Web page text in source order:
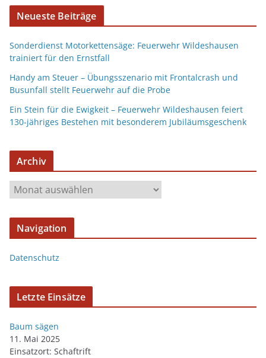
Neueste Beiträge
Sonderdienst Motorkettensäge: Feuerwehr Wildeshausen
trainiert für den Ernstfall
Handy am Steuer – Übungsszenario mit Frontalcrash und
Busunfall stellt Feuerwehr auf die Probe
Ein Stein für die Ewigkeit – Feuerwehr Wildeshausen feiert
130-jähriges Bestehen mit besonderem Jubiläumsgeschenk
Archiv
Navigation
Datenschutz
Letzte Einsätze
Baum sägen
11. Mai 2025
Einsatzort: Schaftrift